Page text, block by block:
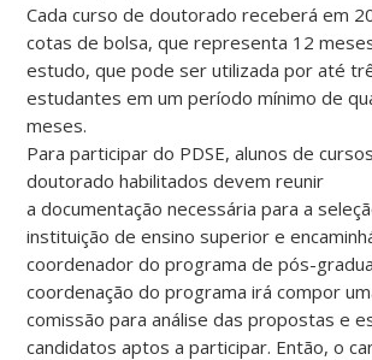
Cada curso de doutorado receberá em
cotas de bolsa, que representa 12
estudo, que pode ser utilizada por até
estudantes em um período mínimo de
meses.
Para participar do PDSE, alunos de
doutorado habilitados devem reunir
a documentação necessária para a
instituição de ensino superior e
coordenador do programa de pós-
coordenação do programa irá compor
comissão para análise das propostas e
candidatos aptos a participar. Então, o